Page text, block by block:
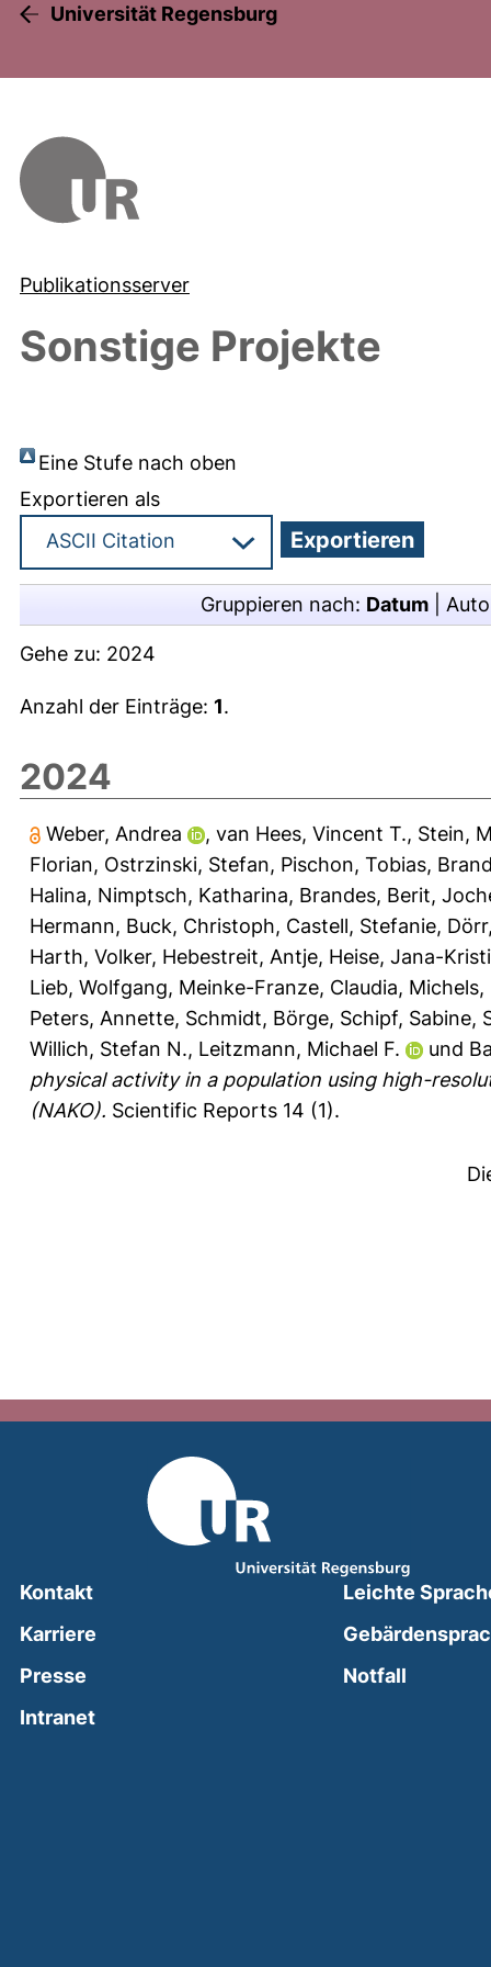
Universität Regensburg
Publikationsserver
Sonstige Projekte
Eine Stufe nach oben
Exportieren als
Gruppieren nach: Datum
Gehe zu: 2024
Anzahl der Einträge: 1.
2024
Weber, Andrea , van Hees, Vincent T., Stein,
Florian, Ostrzinski, Stefan, Pischon, Tobias,
Halina, Nimptsch, Katharina, Brandes, Berit,
Hermann, Buck, Christoph, Castell, Stefanie,
Harth, Volker, Hebestreit, Antje, Heise, Jana-
Lieb, Wolfgang, Meinke-Franze, Claudia, Michels,
Peters, Annette, Schmidt, Börge, Schipf, Sabine,
Willich, Stefan N., Leitzmann, Michael F. und
physical activity in a population using high-
(NAKO). Scientific Reports 14 (1).
Kontakt
Karriere
Presse
Intranet(external link, opens in a new window)
Leichte
Notfall